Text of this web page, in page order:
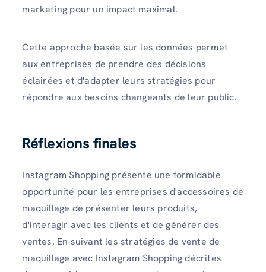
marketing pour un impact maximal.
Cette approche basée sur les données permet
aux entreprises de prendre des décisions
éclairées et d'adapter leurs stratégies pour
répondre aux besoins changeants de leur public.
Réflexions finales
Instagram Shopping présente une formidable
opportunité pour les entreprises d'accessoires de
maquillage de présenter leurs produits,
d'interagir avec les clients et de générer des
ventes. En suivant les stratégies de vente de
maquillage avec Instagram Shopping décrites